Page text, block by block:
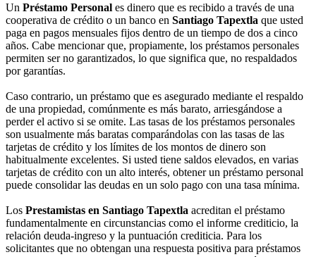
Un Préstamo Personal es dinero que es recibido a través de una
cooperativa de crédito o un banco en Santiago Tapextla que usted
paga en pagos mensuales fijos dentro de un tiempo de dos a cinco
años. Cabe mencionar que, propiamente, los préstamos personales
permiten ser no garantizados, lo que significa que, no respaldados
por garantías.
Caso contrario, un préstamo que es asegurado mediante el respaldo
de una propiedad, comúnmente es más barato, arriesgándose a
perder el activo si se omite. Las tasas de los préstamos personales
son usualmente más baratas comparándolas con las tasas de las
tarjetas de crédito y los límites de los montos de dinero son
habitualmente excelentes. Si usted tiene saldos elevados, en varias
tarjetas de crédito con un alto interés, obtener un préstamo personal
puede consolidar las deudas en un solo pago con una tasa mínima.
Los Prestamistas en Santiago Tapextla acreditan el préstamo
fundamentalmente en circunstancias como el informe crediticio, la
relación deuda-ingreso y la puntuación crediticia. Para los
solicitantes que no obtengan una respuesta positiva para préstamos